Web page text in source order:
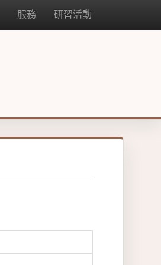
服務 研習活動